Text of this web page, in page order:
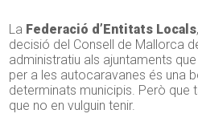
La Federació d’Entitats Locals
decisió del Consell de Mallorca
administratiu als ajuntaments
per a les autocaravanes és una
determinats municipis. Però que
que no en vulguin tenir.